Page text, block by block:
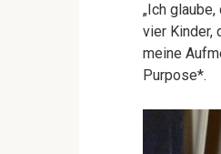
„Ich
vier Kinder,
meine
Purpose*.